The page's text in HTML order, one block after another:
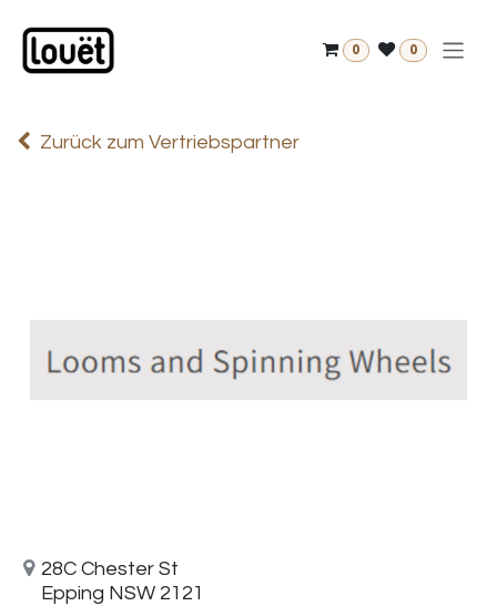
0 0
Zurück zum Vertriebspartner
28C Chester St
Epping NSW 2121